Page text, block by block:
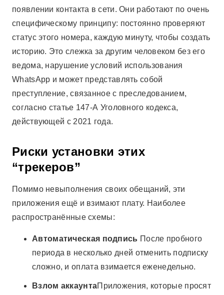
появлении контакта в сети. Они работают по очень
специфическому принципу: постоянно проверяют
статус этого номера, каждую минуту, чтобы создать
историю. Это слежка за другим человеком без его
ведома, нарушение условий использования
WhatsApp и может представлять собой
преступление, связанное с преследованием,
согласно статье 147-А Уголовного кодекса,
действующей с 2021 года.
Риски установки этих
“трекеров”
Помимо невыполнения своих обещаний, эти
приложения ещё и взимают плату. Наиболее
распространённые схемы:
Автоматическая подпись После пробного
периода в несколько дней отменить подписку
сложно, и оплата взимается еженедельно.
Взлом аккаунтаПриложения, которые просят